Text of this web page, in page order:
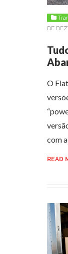
DE
O
com
READ